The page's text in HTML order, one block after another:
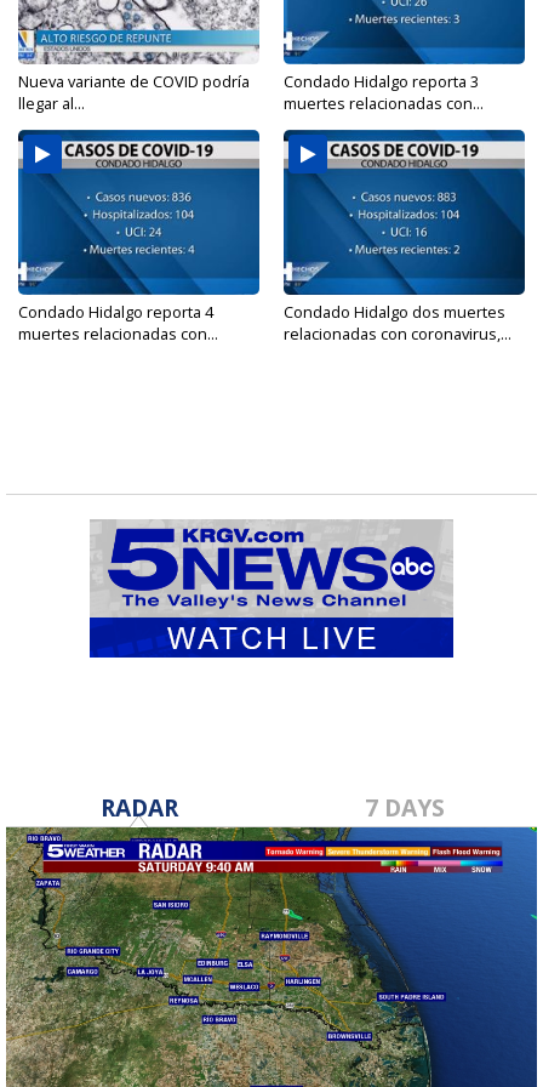
Nueva variante de COVID podría
llegar al...
Condado Hidalgo reporta 3
muertes relacionadas con...
Condado Hidalgo reporta 4
muertes relacionadas con...
Condado Hidalgo dos muertes
relacionadas con coronavirus,...
RADAR 7 DAYS